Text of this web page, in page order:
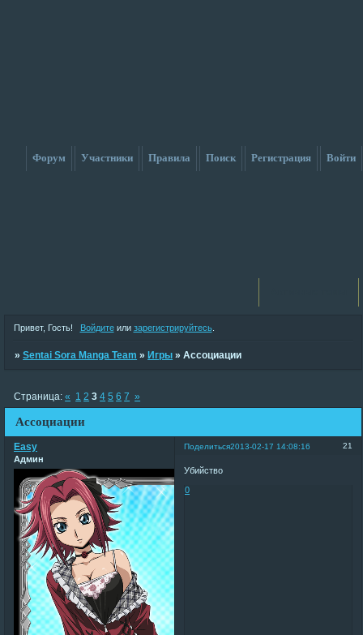
Форум Участники Правила Поиск Регистрация Войти
Привет, Гость! Войдитеили зарегистрируйтесь.
»Sentai Sora Manga Team »Игры »Ассоциации
Ассоциации
Страница:« 1 2 3 4 5 6 7 »
Поделиться 21
2013-02-17 14:08:16
Easy
Админ
Убийство
0